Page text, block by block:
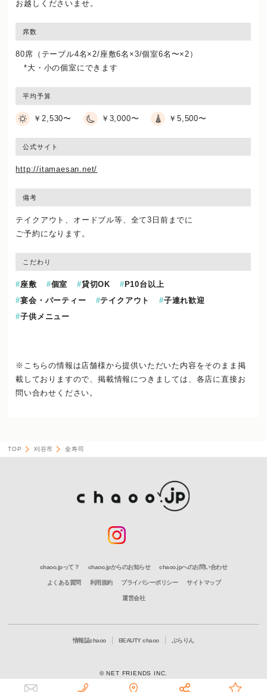
お越しくださいませ。
席数
80席（テーブル4名×2/座敷6名×3/個室6名〜×2）
*大・小の個室にできます
平均予算
￥2,530〜 ￥3,000〜 ￥5,500〜
公式サイト
http://itamaesan.net/
備考
テイクアウト、オードブル等、全て3日前までに
ご予約になります。
こだわり
座敷 個室 貸切OK
P10台以上
宴会・パーティー
テイクアウト
子連れ歓迎
子供メニュー
※こちらの情報は店舗様から提供いただいた内容をそのまま掲
載しておりますので、掲載情報につきましては、各店に直接お
問い合わせください。
TOP 刈谷市 金寿司
chaoo.jpって？ chaoo.jpからのお知らせ chaoo.jpへのお問い合わせ
よくある質問 利用規約 プライバシーポリシー サイトマップ
運営会社
情報誌chaoo BEAUTY chaoo ぶらりん
© NET FRIENDS INC.